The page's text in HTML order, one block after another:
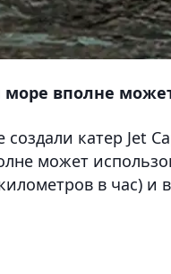
вполне
катер Jet
может
в час) и